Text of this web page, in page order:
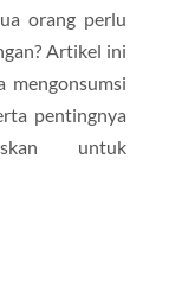
orang perlu
Artikel ini
mengonsumsi
pentingnya
untuk